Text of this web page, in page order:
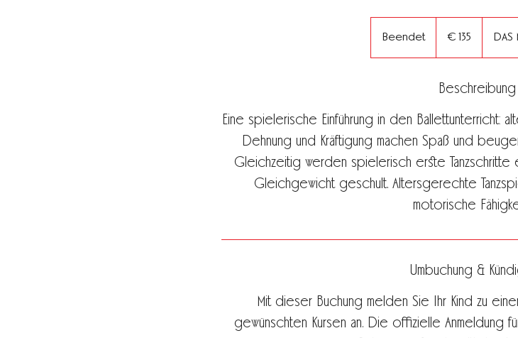
BeendetB
e
t
€ 135
Beschreibung
Eine spielerische Einführung in den Ballettunterricht:
Dehnung und Kräftigung machen Spaß und
Gleichzeitig werden spielerisch erste
Gleichgewicht geschult. Altersgerechte
motorische
Umbuchung &
Mit dieser Buchung melden Sie Ihr Kind zu
gewünschten Kursen an. Die offizielle Anmeldung